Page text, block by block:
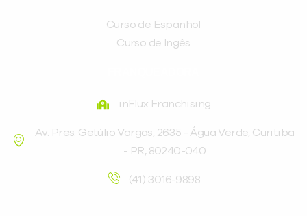
Curso de Espanhol
Curso de Ingês
inFlux Franchising
Av. Pres. Getúlio Vargas, 2635 - Água Verde, Curitiba
- PR, 80240-040
(41) 3016-9898